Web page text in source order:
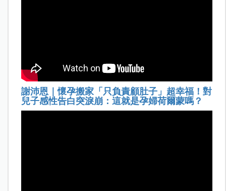
謝沛恩｜懷孕搬家「只負責顧肚子」超幸福！對
兒子感性告白突淚崩：這就是孕婦荷爾蒙嗎？